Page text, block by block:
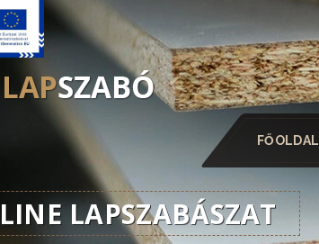
FŐOLDAL
LAPSZABÁSZAT